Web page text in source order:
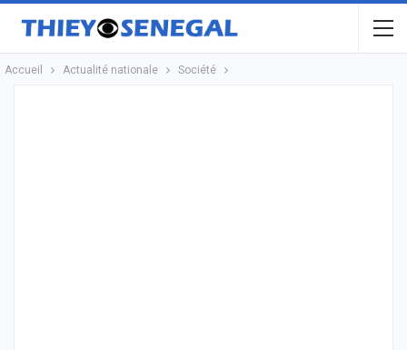
Accueil Actualité nationale Société